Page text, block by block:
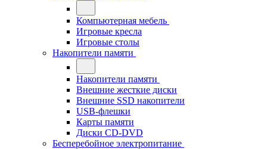
Компьютерная мебель
Игровые кресла
Игровые столы
Накопители памяти
Накопители памяти
Внешние жесткие диски
Внешние SSD накопители
USB-флешки
Карты памяти
Диски CD-DVD
Бесперебойное электропитание